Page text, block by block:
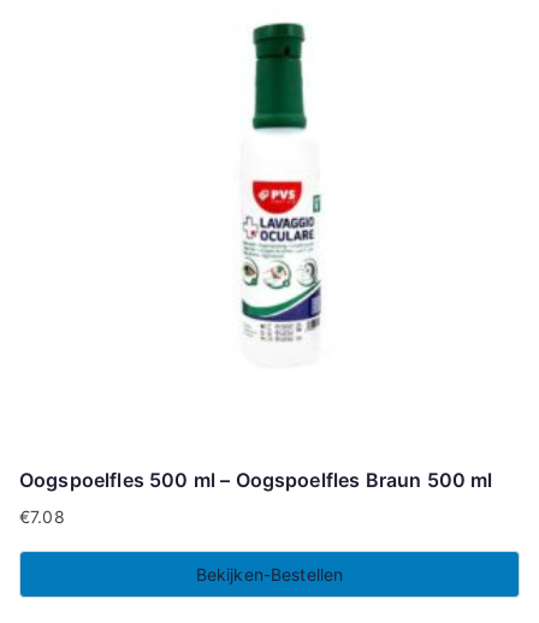
Oogspoelfles 500 ml – Oogspoelfles Braun 500 ml
€7.08
Bekijken-Bestellen